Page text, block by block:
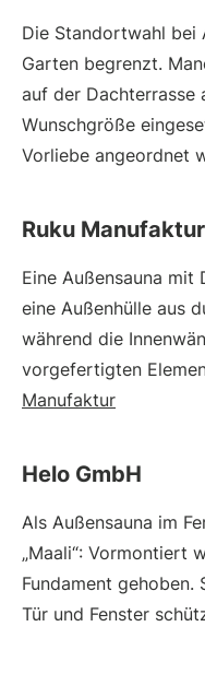
Die Standortwahl bei
Garten begrenzt.
auf der Dachterrasse
Wunschgröße
Vorliebe angeordnet
Ruku
Eine Außensauna mit
eine Außenhülle aus
während die
vorgefertigten
Manufaktur
Helo GmbH
Als Außensauna im
„Maali“: Vormontiert
Fundament gehoben.
Tür und Fenster